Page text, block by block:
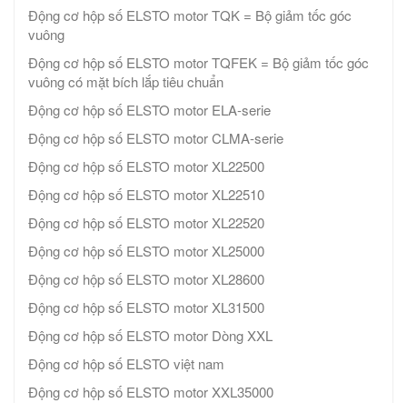
Động cơ hộp số ELSTO motor TQK = Bộ giảm tốc góc
vuông
Động cơ hộp số ELSTO motor TQFEK = Bộ giảm tốc góc
vuông có mặt bích lắp tiêu chuẩn
Động cơ hộp số ELSTO motor ELA-serie
Động cơ hộp số ELSTO motor CLMA-serie
Động cơ hộp số ELSTO motor XL22500
Động cơ hộp số ELSTO motor XL22510
Động cơ hộp số ELSTO motor XL22520
Động cơ hộp số ELSTO motor XL25000
Động cơ hộp số ELSTO motor XL28600
Động cơ hộp số ELSTO motor XL31500
Động cơ hộp số ELSTO motor Dòng XXL
Động cơ hộp số ELSTO việt nam
Động cơ hộp số ELSTO motor XXL35000